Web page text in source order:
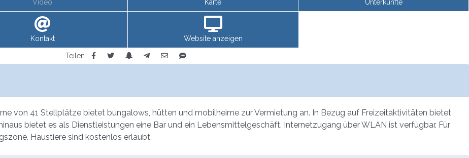
Video Karte Unterkünfte
Kontakt Website anzeigen
Teilen
von 41 Stellplätze bietet bungalows, hütten und mobilheime zur Vermietung an. In Bezug auf Freizeitaktivitäten bietet
bietet es als Dienstleistungen eine Bar und ein Lebensmittelgeschäft. Internetzugang über WLAN ist verfügbar. Für
Haustiere sind kostenlos erlaubt.